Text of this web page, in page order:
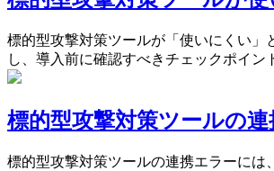
標的型攻撃対策ツールが「使いにくい
し、導入前に確認すべきチェックポイ
標的型攻撃対策ツールの
標的型攻撃対策ツールの連携エラーに